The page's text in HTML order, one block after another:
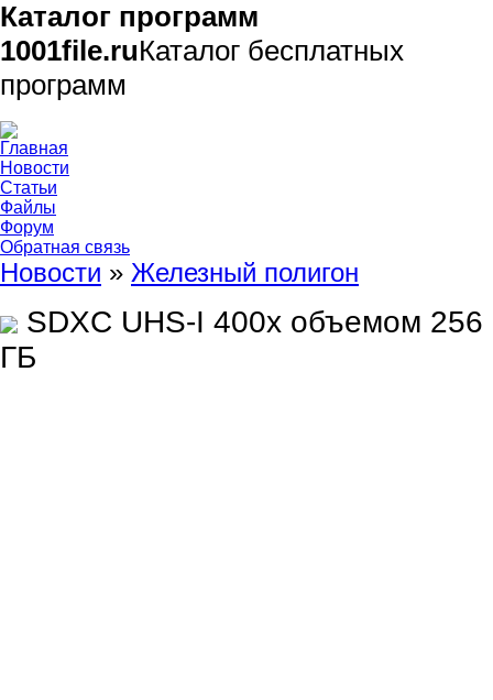
Каталог программ
1001file.ruКаталог бесплатных
программ
Главная
Новости
Статьи
Файлы
Форум
Обратная связь
Новости » Железный полигон
SDXC UHS-I 400x объемом 256
ГБ